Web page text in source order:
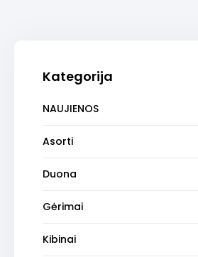
Kategorija
NAUJIENOS
Asorti
Duona
Gėrimai
Kibinai